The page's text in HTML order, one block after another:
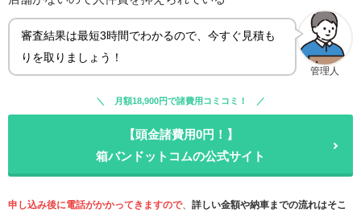
管理人
審査結果は最短3時間でわかるので、今すぐ見積も
りを取りましょう！
月額18,900円で諸費用コミコミ！
【頭金諸費用0円！】
箱バンドットコムの公式サイト
申し込み後に電話がかかってきますので、 詳しい金額や納車までの流れはそこ